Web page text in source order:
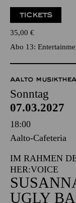
Joplin, Joni
Sandie Wollasch,
TICKETS
35,00€
Abo 13:
AALTO
Sonntag
07.03.2027
18:00
Aalto-Cafeteria
IM RAHMEN
HER:VOICE